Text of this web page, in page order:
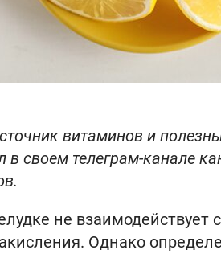
витаминов и
в своем телеграм-канале
не взаимодействует
Однако